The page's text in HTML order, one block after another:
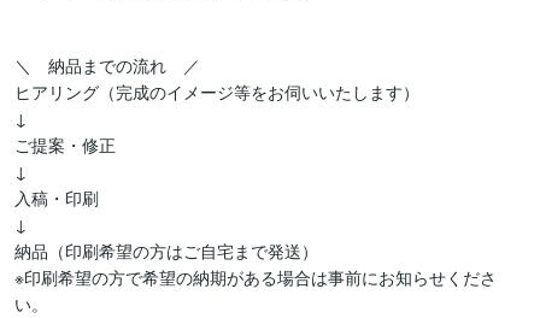
＼　納品までの流れ　／
ヒアリング（完成のイメージ等をお伺いいたします）
↓
ご提案・修正
↓
入稿・印刷
↓
納品（印刷希望の方はご自宅まで発送）
※印刷希望の方で希望の納期がある場合は事前にお知らせくださ
い。